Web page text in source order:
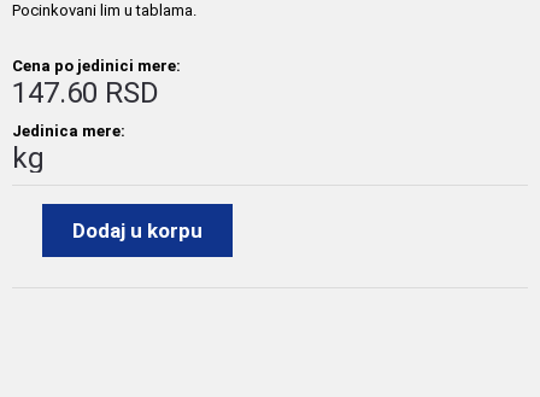
Pocinkovani lim u tablama.
Cena po jedinici mere:
147.60 RSD
Jedinica mere:
kg
Dodaj u korpu